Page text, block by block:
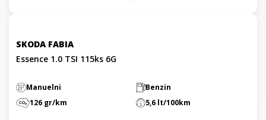
SKODA FABIA
Essence 1.0 TSI 115ks 6G
Manuelni
Benzin
126 gr/km
5,6 lt/100km